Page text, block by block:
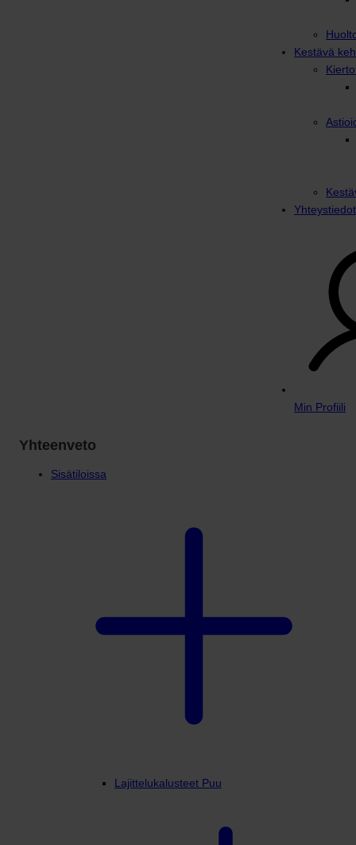
Kestävä
Yhteystiedot
Min Profiili
Yhteenveto
Sisätiloissa
Lajittelukalusteet Puu